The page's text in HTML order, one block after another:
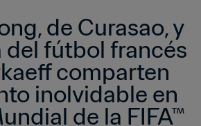
de Curasao, y
del fútbol francés
comparten
inolvidable en
de la FIFA™